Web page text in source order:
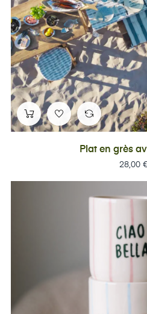
Plat en grès
Prix
28,00 €